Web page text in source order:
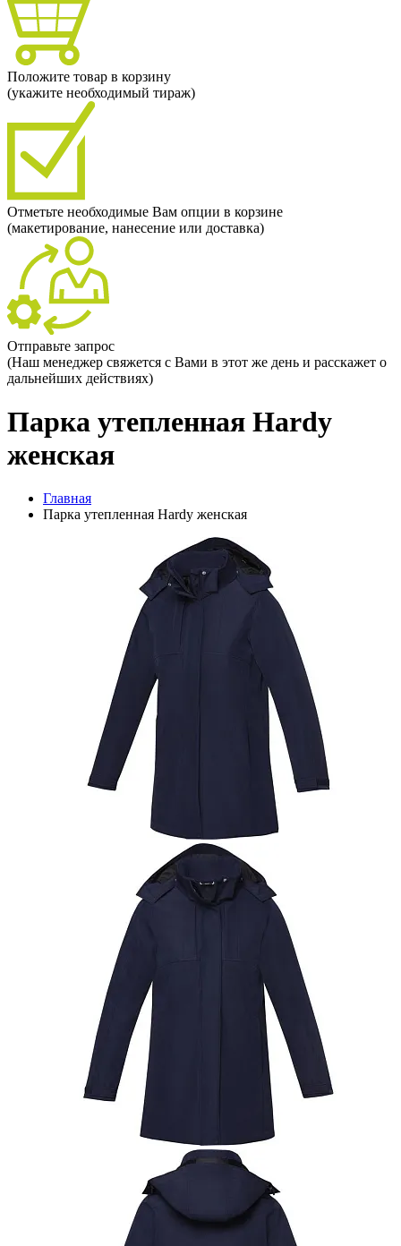
Положите товар в корзину
(укажите необходимый тираж)
Отметьте необходимые Вам опции в корзине
(макетирование, нанесение или доставка)
Отправьте запрос
(Наш менеджер свяжется с Вами в этот же день и расскажет о
дальнейших действиях)
Парка утепленная Hardy
женская
Главная
Парка утепленная Hardy женская